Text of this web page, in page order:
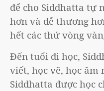
để cho Siddhatta tự
hơn và dễ thương
hết các thứ vòng
Đến tuổi đi học,
viết, học vẽ, học âm
Siddhatta được học